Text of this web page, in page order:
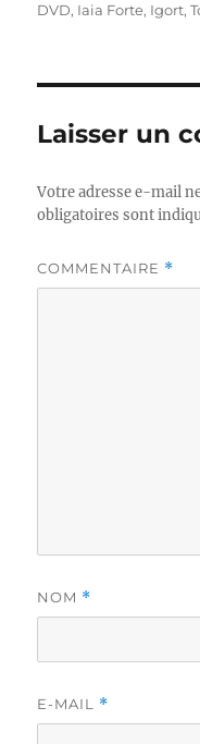
DVD, Iaia Forte, Igort,
Laisser un
Votre adresse e-mail
obligatoires sont
COMMENTAIRE *
NOM *
E-MAIL *